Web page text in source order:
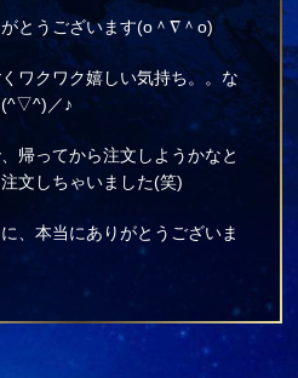
とうございます(о＾∇＾о)
ワクワク嬉しい気持ち。。な
(^▽^)／♪
帰ってから注文しようかなと
文しちゃいました(笑)
、本当にありがとうございま